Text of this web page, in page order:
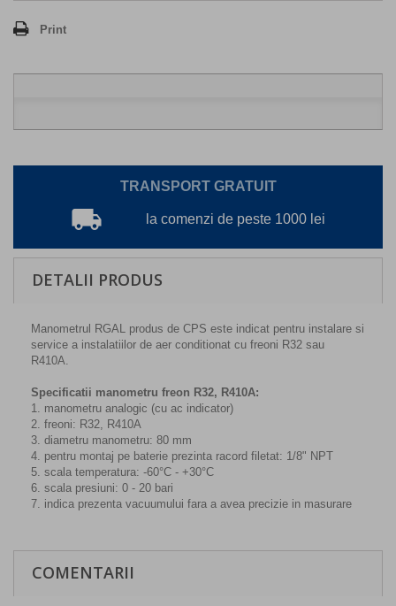
Print
TRANSPORT GRATUIT
local_shipping la comenzi de peste 1000 lei
DETALII PRODUS
Manometrul RGAL produs de CPS este indicat pentru instalare si
service a instalatiilor de aer conditionat cu freoni R32 sau
R410A.
Specificatii manometru freon R32, R410A:
1. manometru analogic (cu ac indicator)
2. freoni: R32, R410A
3. diametru manometru: 80 mm
4. pentru montaj pe baterie prezinta racord filetat: 1/8" NPT
5. scala temperatura: -60°C - +30°C
6. scala presiuni: 0 - 20 bari
7. indica prezenta vacuumului fara a avea precizie in masurare
COMENTARII